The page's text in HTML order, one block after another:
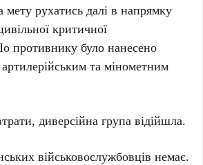
мету рухатись далі в напрямку
критичної
противнику було нанесено
та мінометним
диверсійна група відійшла.
військовослужбовців немає.